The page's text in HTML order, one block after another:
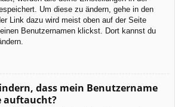
Um diese zu ändern, gehe in den
Link dazu wird meist oben auf der Seite
Benutzernamen klickst. Dort kannst du
dass mein Benutzername
auftaucht?